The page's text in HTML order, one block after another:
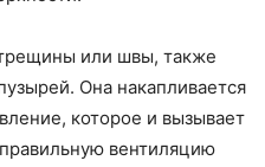
или швы, также
Она накапливается
которое и вызывает
вентиляцию